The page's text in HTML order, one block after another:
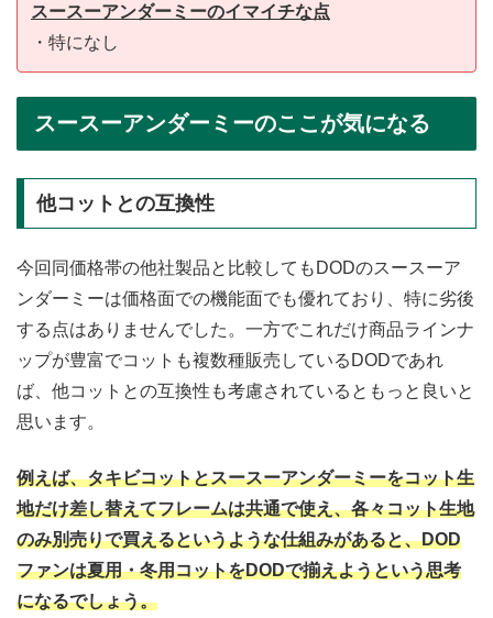
スースーアンダーミーのイマイチな点
・特になし
スースーアンダーミーのここが気になる
他コットとの互換性
今回同価格帯の他社製品と比較してもDODのスースーア
ンダーミーは価格面での機能面でも優れており、特に劣後
する点はありませんでした。一方でこれだけ商品ラインナ
ップが豊富でコットも複数種販売しているDODであれ
ば、他コットとの互換性も考慮されているともっと良いと
思います。
例えば、タキビコットとスースーアンダーミーをコット生
地だけ差し替えてフレームは共通で使え、各々コット生地
のみ別売りで買えるというような仕組みがあると、DOD
ファンは夏用・冬用コットをDODで揃えようという思考
になるでしょう。